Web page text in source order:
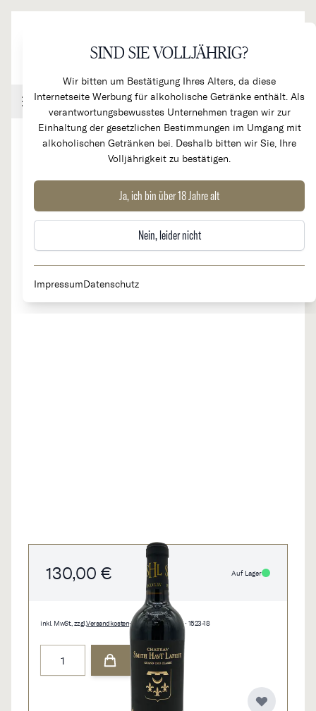
SIND SIE VOLLJÄHRIG?
Wir bitten um Bestätigung Ihres Alters, da diese
Internetseite Werbung für alkoholische Getränke enthält. Als
verantwortungsbewusstes Unternehmen tragen wir zur
Einhaltung der gesetzlichen Bestimmungen im Umgang mit
alkoholischen Getränken bei. Deshalb bitten wir Sie, Ihre
Volljährigkeit zu bestätigen.
Ja, ich bin über 18 Jahre alt
Nein, leider nicht
ImpressumDatenschutz
Handel & Gastronomie Kundenkonto Warenkorb
Chateau Smith Haut Lafitte
Grand Cru Classé
130,00 € Auf Lager
inkl. MwSt., zzgl.Versandkosten• 0,75 l • 173,33 €/l • 1523-18